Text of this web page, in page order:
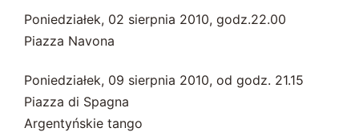
Poniedziałek, 02 sierpnia 2010, godz.22.00
Piazza Navona
Poniedziałek, 09 sierpnia 2010, od godz. 21.15
Piazza di Spagna
Argentyńskie tango